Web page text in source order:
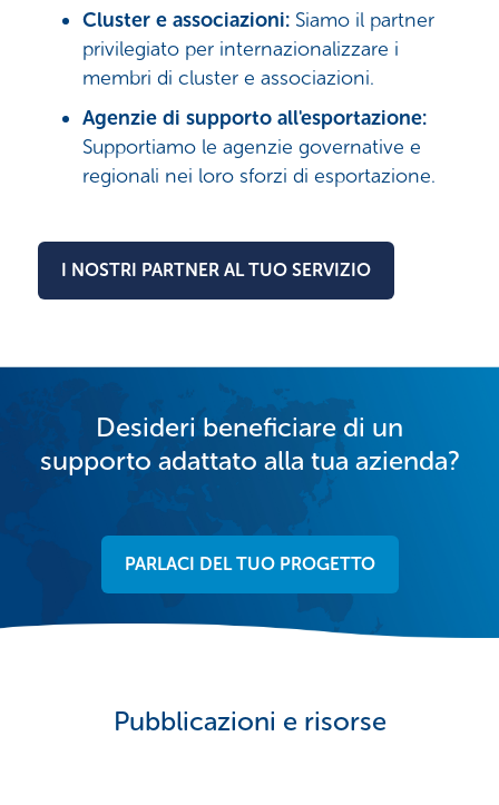
Cluster e associazioni: Siamo il partner
privilegiato per internazionalizzare i
membri di cluster e associazioni.
Agenzie di supporto all'esportazione:
Supportiamo le agenzie governative e
regionali nei loro sforzi di esportazione.
I NOSTRI PARTNER AL TUO SERVIZIO
Desideri beneficiare di un
supporto adattato alla tua azienda?
PARLACI DEL TUO PROGETTO
Pubblicazioni e risorse